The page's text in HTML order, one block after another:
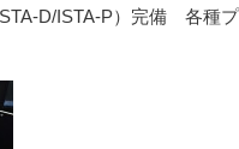
D/ISTA-P）完備 各種